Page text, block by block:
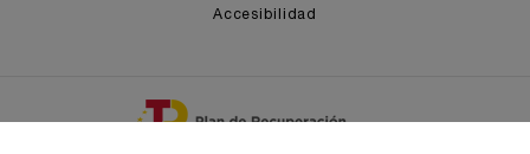
Accesibilidad